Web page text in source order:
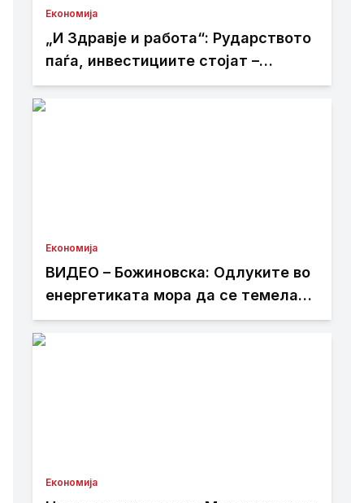
Економија
„И Здравје и работа“: Рударството
паѓа, инвестициите стојат –
државата мора да го ослободи
Економија
ВИДЕО – Божиновска: Одлуките во
енергетиката мора да се темелат
на факти, анализи и стручно
Економија